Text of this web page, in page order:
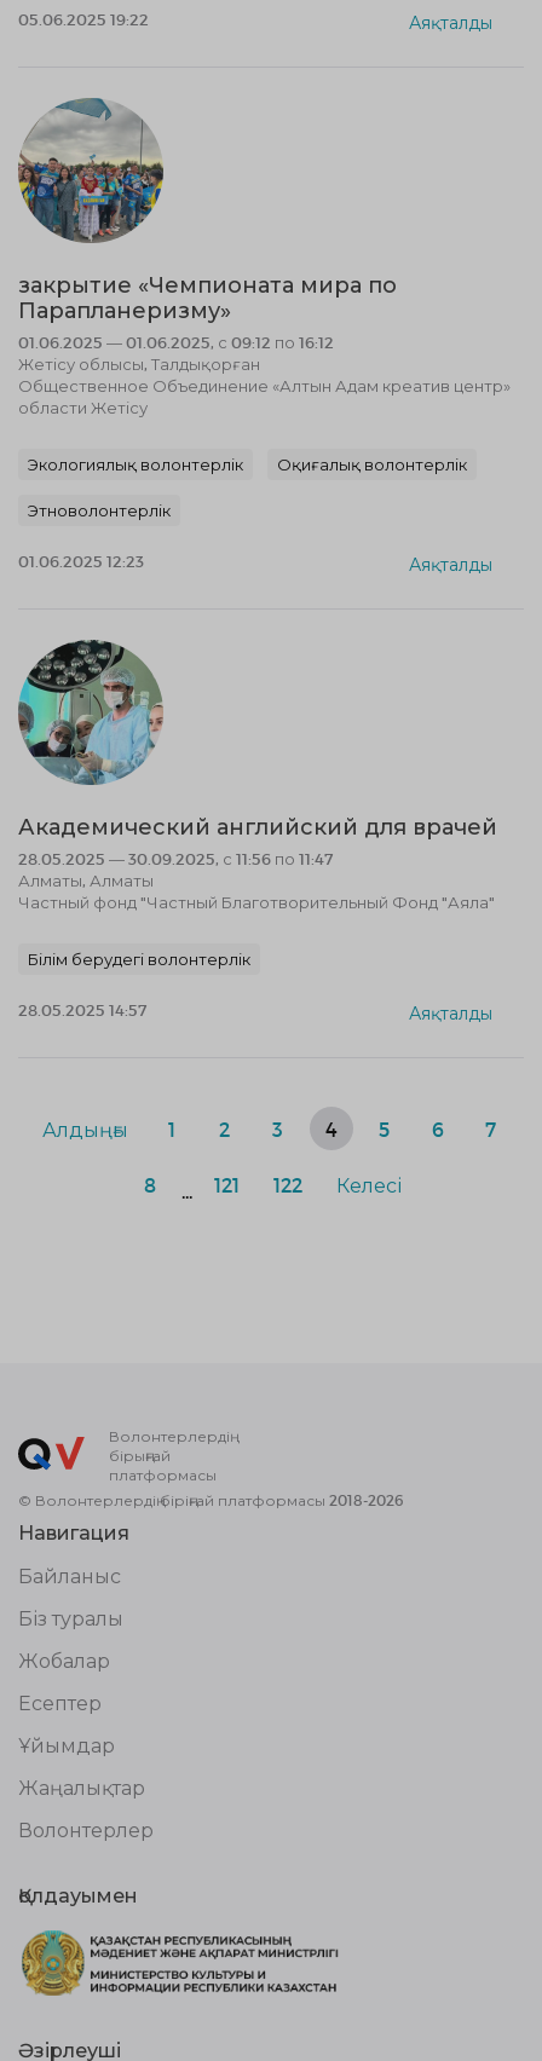
05.06.2025 19:22 Аяқталды
закрытие «Чемпионата мира по
Парапланеризму»
01.06.2025 — 01.06.2025, с 09:12 по 16:12
Жетісу облысы, Талдықорған
Общественное Объединение «Алтын Адам креатив центр»
области Жетісу
Экологиялық волонтерлік Оқиғалық волонтерлік
Этноволонтерлік
01.06.2025 12:23 Аяқталды
Академический английский для врачей
28.05.2025 — 30.09.2025, с 11:56 по 11:47
Алматы, Алматы
Частный фонд "Частный Благотворительный Фонд "Аяла"
Білім берудегі волонтерлік
28.05.2025 14:57 Аяқталды
Алдыңғы 1 2 3 4 5 6 7
8 121 122 Келесі
Волонтерлердің
бірыңғай
платформасы
© Волонтерлердің біріңғай платформасы 2018-2026
Навигация
Байланыс
Біз туралы
Жобалар
Есептер
Ұйымдар
Жаңалықтар
Волонтерлер
Қолдауымен
Әзірлеуші